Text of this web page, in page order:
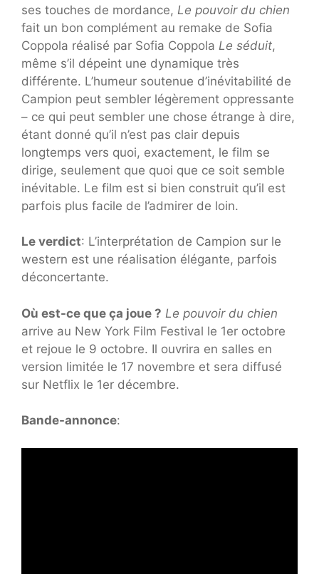
ses touches de mordance, Le pouvoir du chien
fait un bon complément au remake de Sofia
Coppola réalisé par Sofia Coppola Le séduit,
même s’il dépeint une dynamique très
différente. L’humeur soutenue d’inévitabilité de
Campion peut sembler légèrement oppressante
– ce qui peut sembler une chose étrange à dire,
étant donné qu’il n’est pas clair depuis
longtemps vers quoi, exactement, le film se
dirige, seulement que quoi que ce soit semble
inévitable. Le film est si bien construit qu’il est
parfois plus facile de l’admirer de loin.
Le verdict: L’interprétation de Campion sur le
western est une réalisation élégante, parfois
déconcertante.
Où est-ce que ça joue ? Le pouvoir du chien
arrive au New York Film Festival le 1er octobre
et rejoue le 9 octobre. Il ouvrira en salles en
version limitée le 17 novembre et sera diffusé
sur Netflix le 1er décembre.
Bande-annonce: